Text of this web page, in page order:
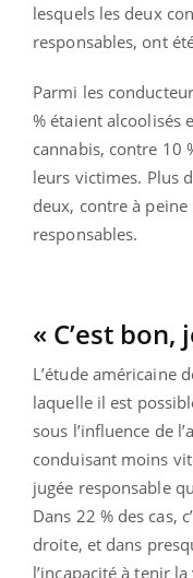
lesquels les deux
responsables, ont
Parmi les
% étaient alcoolisés
cannabis, contre 10
leurs victimes. Plus
deux, contre à
responsables.
« C’est
L’étude américaine
laquelle il est
sous l’influence de
conduisant moins
jugée responsable
Dans 22 % des cas,
droite, et dans
l’incapacité à tenir